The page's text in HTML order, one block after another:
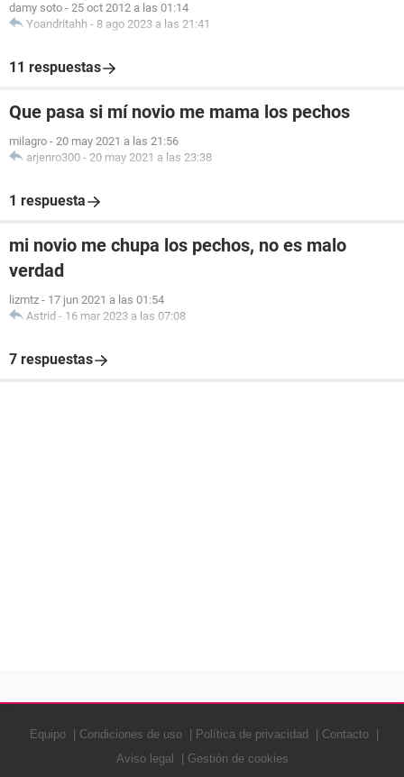
damy soto - 25 oct 2012 a las 01:14
Yoandritahh - 8 ago 2023 a las 21:41
11 respuestas
Que pasa si mí novio me mama los pechos
milagro - 20 may 2021 a las 21:56
arjenro300 - 20 may 2021 a las 23:38
1 respuesta
mi novio me chupa los pechos, no es malo
verdad
lizmtz - 17 jun 2021 a las 01:54
Astrid - 16 mar 2023 a las 07:08
7 respuestas
Equipo Condiciones de uso Política de privacidad
Contacto
Aviso legal
Gestión de cookies